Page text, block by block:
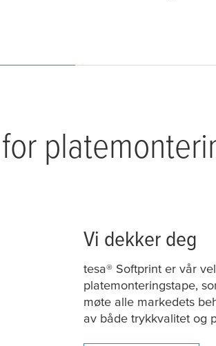
Vi dekker deg
tesa® Softprint er vår
platemonteringstape,
møte alle markedets
av både trykkvalitet og